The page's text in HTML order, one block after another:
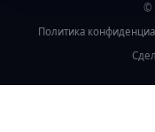
©
Политика